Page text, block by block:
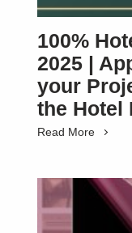
100%
2025 |
your
the Hotel
Read More